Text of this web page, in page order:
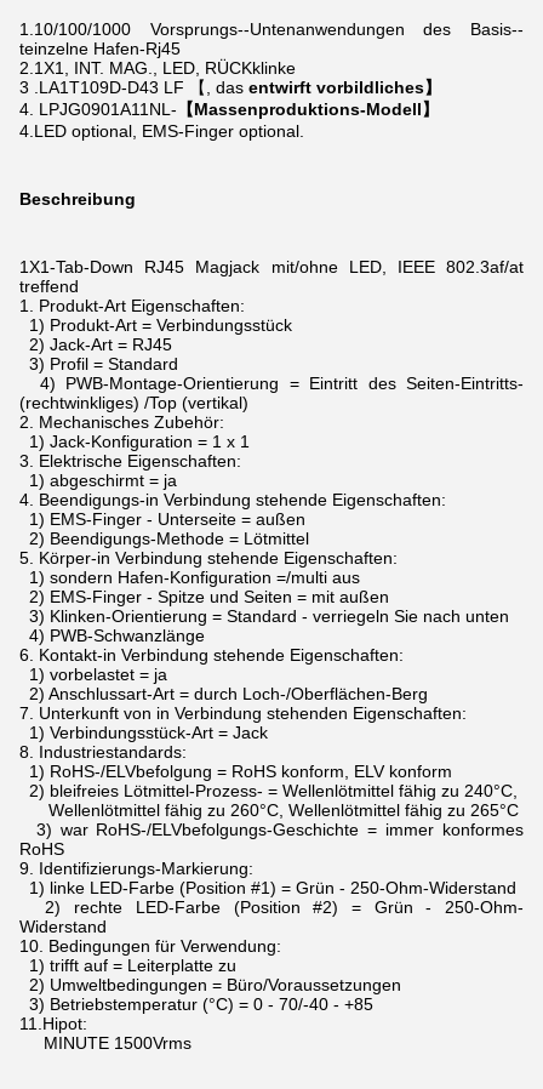
1.10/100/1000 Vorsprungs--Untenanwendungen des Basis--
teinzelne Hafen-Rj45
2.1X1, INT. MAG., LED, RÜCKklinke
3 .LA1T109D-D43 LF 【, das entwirft vorbildliches】
4. LPJG0901A11NL- 【Massenproduktions-Modell】
4.LED optional, EMS-Finger optional.
Beschreibung
1X1-Tab-Down RJ45 Magjack mit/ohne LED, IEEE 802.3af/at
treffend
1. Produkt-Art Eigenschaften:
1) Produkt-Art = Verbindungsstück
2) Jack-Art = RJ45
3) Profil = Standard
4) PWB-Montage-Orientierung = Eintritt des Seiten-Eintritts-
(rechtwinkliges) /Top (vertikal)
2. Mechanisches Zubehör:
1) Jack-Konfiguration = 1 x 1
3. Elektrische Eigenschaften:
1) abgeschirmt = ja
4. Beendigungs-in Verbindung stehende Eigenschaften:
1) EMS-Finger - Unterseite = außen
2) Beendigungs-Methode = Lötmittel
5. Körper-in Verbindung stehende Eigenschaften:
1) sondern Hafen-Konfiguration =/multi aus
2) EMS-Finger - Spitze und Seiten = mit außen
3) Klinken-Orientierung = Standard - verriegeln Sie nach unten
4) PWB-Schwanzlänge
6. Kontakt-in Verbindung stehende Eigenschaften:
1) vorbelastet = ja
2) Anschlussart-Art = durch Loch-/Oberflächen-Berg
7. Unterkunft von in Verbindung stehenden Eigenschaften:
1) Verbindungsstück-Art = Jack
8. Industriestandards:
1) RoHS-/ELVbefolgung = RoHS konform, ELV konform
2) bleifreies Lötmittel-Prozess- = Wellenlötmittel fähig zu 240°C,
Wellenlötmittel fähig zu 260°C, Wellenlötmittel fähig zu 265°C
3) war RoHS-/ELVbefolgungs-Geschichte = immer konformes
RoHS
9. Identifizierungs-Markierung:
1) linke LED-Farbe (Position #1) = Grün - 250-Ohm-Widerstand
2) rechte LED-Farbe (Position #2) = Grün - 250-Ohm-
Widerstand
10. Bedingungen für Verwendung:
1) trifft auf = Leiterplatte zu
2) Umweltbedingungen = Büro/Voraussetzungen
3) Betriebstemperatur (°C) = 0 - 70/-40 - +85
11.Hipot:
MINUTE 1500Vrms